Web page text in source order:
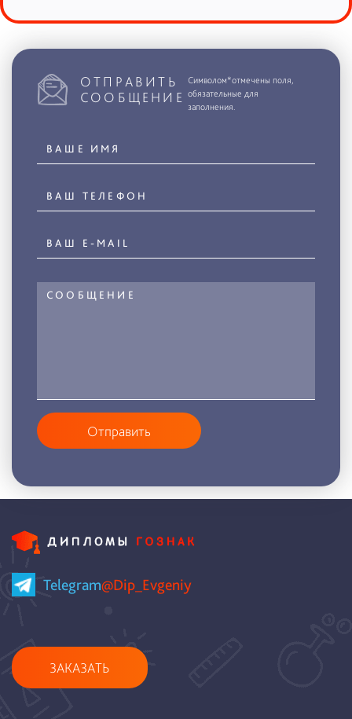
ОТПРАВИТЬ
СООБЩЕНИЕ
Символом*отмечены поля,
обязательные для
заполнения.
Отправить
Telegram@Dip_Evgeniy
ЗАКАЗАТЬ